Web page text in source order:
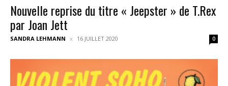
Nouvelle reprise du titre « Jeepster » de T.Rex
par Joan Jett
SANDRA LEHMANN 16 JUILLET 2020 0